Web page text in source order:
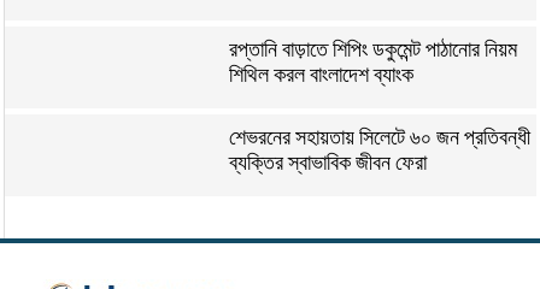
রপ্তানি বাড়াতে শিপিং ডকুমেন্ট পাঠানোর নিয়ম
শিথিল করল বাংলাদেশ ব্যাংক
শেভরনের সহায়তায় সিলেটে ৬০ জন প্রতিবন্ধী
ব্যক্তির স্বাভাবিক জীবন ফেরা